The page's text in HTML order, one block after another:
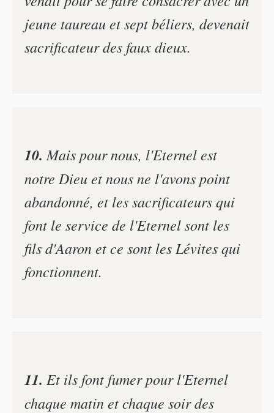
jeune taureau et sept béliers, devenait
sacrificateur des faux dieux.
10. Mais pour nous, l'Eternel est
notre Dieu et nous ne l'avons point
abandonné, et les sacrificateurs qui
font le service de l'Eternel sont les
fils d'Aaron et ce sont les Lévites qui
fonctionnent.
11. Et ils font fumer pour l'Eternel
chaque matin et chaque soir des